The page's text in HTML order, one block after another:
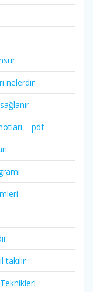
nelerdir
– pdf